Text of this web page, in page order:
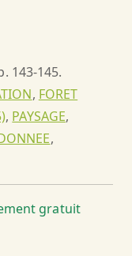
143-145.
, FORET
, PAYSAGE,
,
gratuit